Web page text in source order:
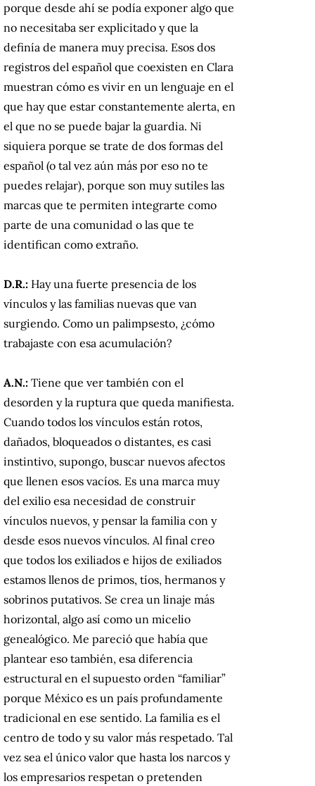
porque desde ahí se podía exponer algo que
no necesitaba ser explicitado y que la
definía de manera muy precisa. Esos dos
registros del español que coexisten en Clara
muestran cómo es vivir en un lenguaje en el
que hay que estar constantemente alerta, en
el que no se puede bajar la guardia. Ni
siquiera porque se trate de dos formas del
español (o tal vez aún más por eso no te
puedes relajar), porque son muy sutiles las
marcas que te permiten integrarte como
parte de una comunidad o las que te
identifican como extraño.
D.R.: Hay una fuerte presencia de los
vínculos y las familias nuevas que van
surgiendo. Como un palimpsesto, ¿cómo
trabajaste con esa acumulación?
A.N.: Tiene que ver también con el
desorden y la ruptura que queda manifiesta.
Cuando todos los vínculos están rotos,
dañados, bloqueados o distantes, es casi
instintivo, supongo, buscar nuevos afectos
que llenen esos vacíos. Es una marca muy
del exilio esa necesidad de construir
vínculos nuevos, y pensar la familia con y
desde esos nuevos vínculos. Al final creo
que todos los exiliados e hijos de exiliados
estamos llenos de primos, tíos, hermanos y
sobrinos putativos. Se crea un linaje más
horizontal, algo así como un micelio
genealógico. Me pareció que había que
plantear eso también, esa diferencia
estructural en el supuesto orden “familiar”
porque México es un país profundamente
tradicional en ese sentido. La familia es el
centro de todo y su valor más respetado. Tal
vez sea el único valor que hasta los narcos y
los empresarios respetan o pretenden